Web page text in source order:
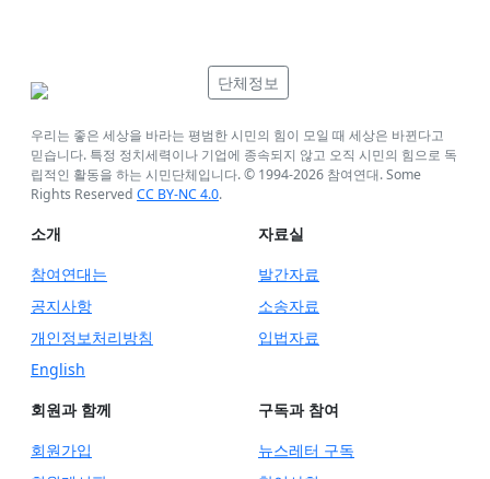
단체정보
우리는 좋은 세상을 바라는 평범한 시민의 힘이 모일 때 세상은 바뀐다고
믿습니다. 특정 정치세력이나 기업에 종속되지 않고 오직 시민의 힘으로 독
립적인 활동을 하는 시민단체입니다. © 1994-2026 참여연대. Some
Rights Reserved CC BY-NC 4.0.
소개
참여연대는
공지사항
개인정보처리방침
English
자료실
발간자료
소송자료
입법자료
회원과 함께
회원가입
구독과 참여
뉴스레터 구독